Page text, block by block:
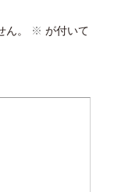
。 ※ が付いて